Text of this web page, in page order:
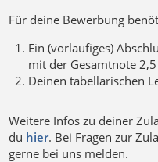
Für deine Bewerbung
Ein (vorläufiges)
mit der Gesamtnote
Deinen tabellarischen
Weitere Infos zu deiner
du hier. Bei Fragen zur
gerne bei uns melden.